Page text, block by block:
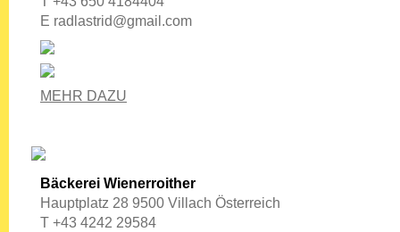
E radlastrid@gmail.com
MEHR DAZU
Bäckerei Wienerroither
Hauptplatz 28 9500 Villach Österreich
T +43 4242 29584